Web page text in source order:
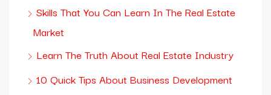
Skills That You Can Learn In The Real Estate
Market
Learn The Truth About Real Estate Industry
10 Quick Tips About Business Development